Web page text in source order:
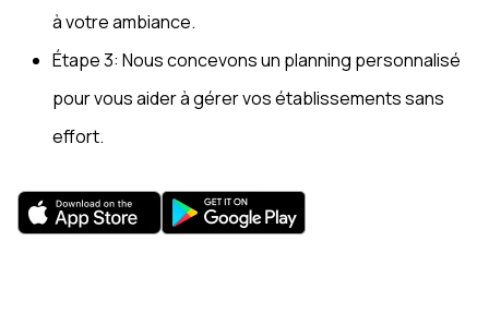
à votre ambiance.
Étape 3: Nous concevons un planning personnalisé
pour vous aider à gérer vos établissements sans
effort.